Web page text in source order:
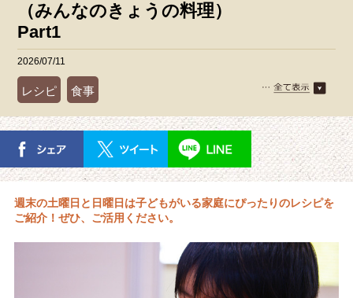
（みんなのきょうの料理）
Part1
2026/07/11
レシピ 食事
週末の土曜日と日曜日は子どもがいる家庭にぴったりのレシピを
ご紹介！ぜひ、ご活用ください。